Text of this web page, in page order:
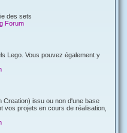
des sets
Forum
Lego. Vous pouvez également y
issu ou non d'une base
vos projets en cours de réalisation,